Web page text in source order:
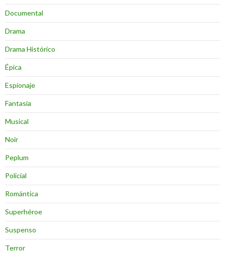
Documental
Drama
Drama Histórico
Épica
Espionaje
Fantasia
Musical
Noir
Peplum
Policial
Romántica
Superhéroe
Suspenso
Terror